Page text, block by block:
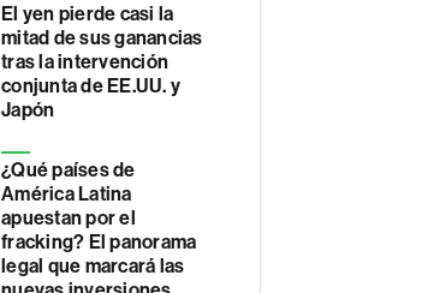
El yen pierde casi la
mitad de sus ganancias
tras la intervención
conjunta de EE.UU. y
Japón
¿Qué países de
América Latina
apuestan por el
fracking? El panorama
legal que marcará las